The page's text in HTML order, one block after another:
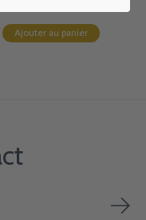
Ajouter au panier